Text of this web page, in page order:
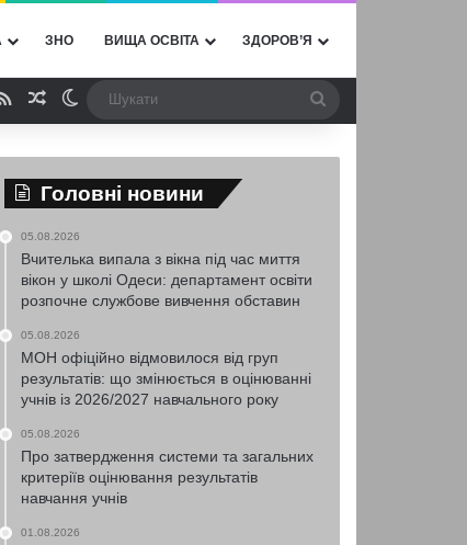
ЗНО ВИЩА ОСВІТА ЗДОРОВ’Я
RSSВипадкова стаття
Switch skin
Головні новини
05.08.2026
Вчителька випала з вікна під час миття
вікон у школі Одеси: департамент освіти
розпочне службове вивчення обставин
05.08.2026
МОН офіційно відмовилося від груп
результатів: що змінюється в оцінюванні
учнів із 2026/2027 навчального року
05.08.2026
Про затвердження системи та загальних
критеріїв оцінювання результатів
навчання учнів
01.08.2026